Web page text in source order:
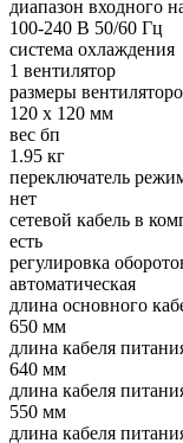
диапазон входного
100-240 В 50/60 Гц
система охлаждения
1 вентилятор
размеры
120 x 120 мм
вес бп
1.95 кг
переключатель
нет
сетевой кабель в
есть
регулировка
автоматическая
длина основного
650 мм
длина кабеля
640 мм
длина кабеля
550 мм
длина кабеля